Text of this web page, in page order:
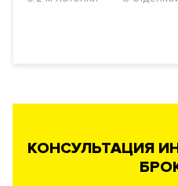
КОНСУЛЬТАЦИЯ